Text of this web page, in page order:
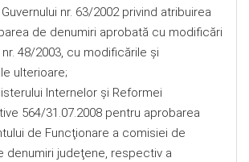
nr. 63/2002 privind atribuirea
de denumiri aprobată cu modificări
48/2003, cu modificările şi
ulterioare;
Internelor şi Reformei
564/31.07.2008 pentru aprobarea
de Funcţionare a comisiei de
denumiri judeţene, respectiv a